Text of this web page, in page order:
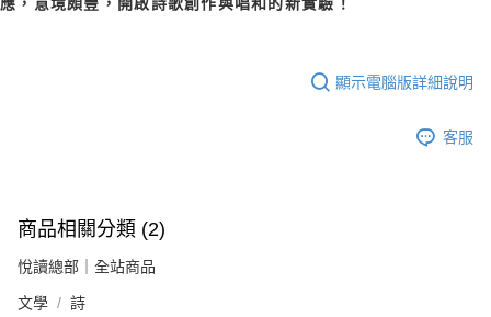
應，意境頗豐，開啟詩歌創作與唱和的新實驗！
顯示電腦版詳細說明
客服
商品相關分類 (2)
悅讀總部｜全站商品
文學 詩